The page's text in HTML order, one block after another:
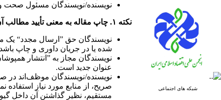
شبکه های اجتماعی
نویسنده/نویسندگان مسئول صحت
نکته ۱. چاپ مقاله به معنی تأیید مطالب آن توسط مجله نیست.
نویسندگان حق ”ارسال مجدد“ یک
شده یا در جریان داوری و چاپ
نویسندگان مجاز به ”انتشار
عنوان جدید است.
نویسنده/نویسندگان موظف‌اند در
صریح، از منابع مورد نیاز
مستقیم، نظیر گذاشتن آن داخل